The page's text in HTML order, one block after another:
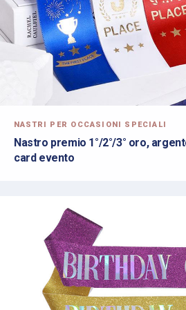
NASTRI PER OCCASIONI SPECIALI
Nastro premio 1°/2°/3° oro,
card evento